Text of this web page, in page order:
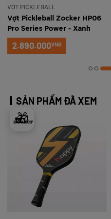
🎁
VỢT PICKLEBALL
Vợt Pickleball Zocker HP06
Pro Series Power - Xanh
ngọc
2.890.000VNĐ
SẢN PHẨM ĐÃ XEM